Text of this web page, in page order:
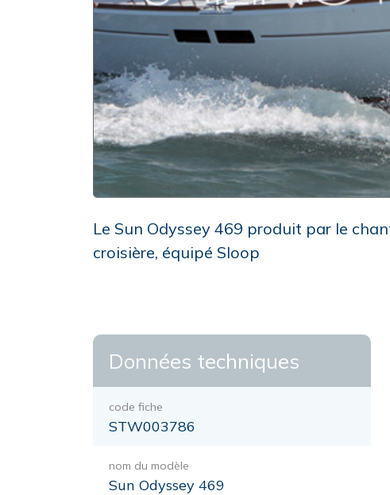
Le Sun Odyssey 469 produit par le
croisière, équipé Sloop
Données techniques
code fiche
STW003786
nom du modèle
Sun Odyssey 469